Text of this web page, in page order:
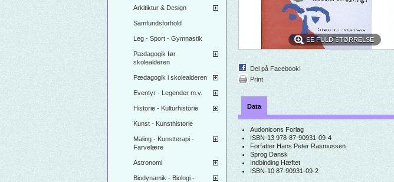
Arkitiktur & Design
Samfundsforhold
Leg - Sport - Gymnastik
Pædagogik før
skolealderen
Pædagogik i skolealderen
Eventyr - Legender m.v.
Historie - Kulturhistorie
Kunst - Kunsthistorie
Maling - Kunstterapi -
Farvelære
Astronomi
Biodynamik - Biologi -
SE FULD STØRRELSE
Del på Facebook!
Print
Data
Audonicons Forlag
ISBN-13 978-87-90931-09-4
Forfatter Hans Peter Rasmussen
Sprog Dansk
Indbinding Hæftet
ISBN-10 87-90931-09-2